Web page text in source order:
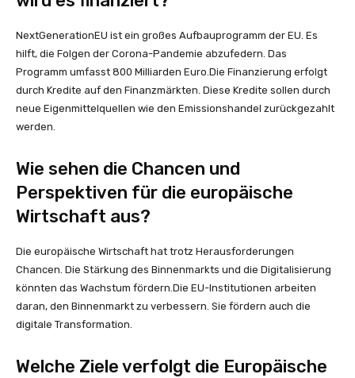
NextGenerationEU ist ein großes Aufbauprogramm der EU. Es
hilft, die Folgen der Corona-Pandemie abzufedern. Das
Programm umfasst 800 Milliarden Euro.Die Finanzierung erfolgt
durch Kredite auf den Finanzmärkten. Diese Kredite sollen durch
neue Eigenmittelquellen wie den Emissionshandel zurückgezahlt
werden.
Wie sehen die Chancen und
Perspektiven für die europäische
Wirtschaft aus?
Die europäische Wirtschaft hat trotz Herausforderungen
Chancen. Die Stärkung des Binnenmarkts und die Digitalisierung
könnten das Wachstum fördern.Die EU-Institutionen arbeiten
daran, den Binnenmarkt zu verbessern. Sie fördern auch die
digitale Transformation.
Welche Ziele verfolgt die Europäische